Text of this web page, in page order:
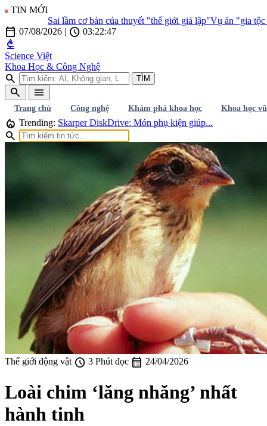
TIN MỚI
Sai lầm cơ bản của thuyết "thế giới giả lập"Vụ án "gia tộc
calendar_today 07/08/2026 | schedule 03:22:48
biotech
Science Việt
Khoa Học & Công Nghệ
search TÌM
search menu
Trang chủ Công nghệ Khám phá khoa học Khoa học
local_fire_department Trending: Skarper DiskDrive: Món phụ kiện giúp...
search
Thế giới động vật schedule 3 Phút đọc calendar_month 24/04/2026
Loài chim ‘lăng nhăng’ nhất
hành tinh